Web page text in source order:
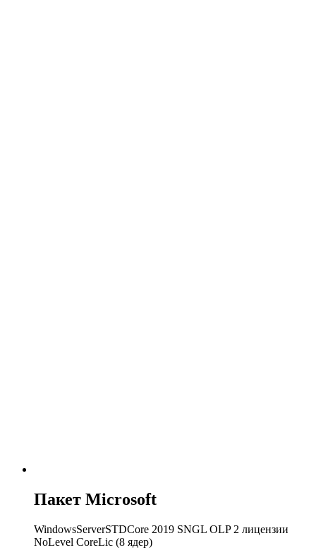
Пакет Microsoft
WindowsServerSTDCore 2019 SNGL OLP 2 лицензии
NoLevel CoreLic (8 ядер)